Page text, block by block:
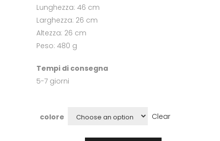
Lunghezza: 46 cm
Larghezza: 26 cm
Altezza: 26 cm
Peso: 480 g
Tempi di consegna
5-7 giorni
colore Clear